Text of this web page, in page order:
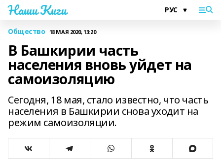
Наши Киги
Общество 18 МАЯ 2020, 13:20
В Башкирии часть
населения вновь уйдет на
самоизоляцию
Сегодня, 18 мая, стало известно, что часть
населения в Башкирии снова уходит на
режим самоизоляции.